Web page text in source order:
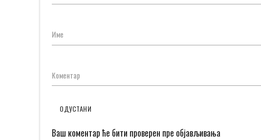
Име
Коментар
ОДУСТАНИ
Ваш коментар ће бити проверен пре објављивања